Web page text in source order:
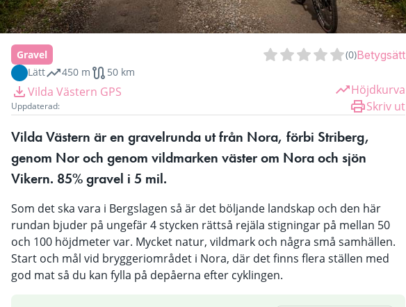
Gravel (0)Betygsätt
Lätt 450 m 50 km
Vilda Västern GPS
Uppdaterad:
Höjdkurva
Skriv ut
Vilda Västern är en gravelrunda ut från Nora, förbi Striberg,
genom Nor och genom vildmarken väster om Nora och sjön
Vikern. 85% gravel i 5 mil.
Som det ska vara i Bergslagen så är det böljande landskap och den här
rundan bjuder på ungefär 4 stycken rättså rejäla stigningar på mellan 50
och 100 höjdmeter var. Mycket natur, vildmark och några små samhällen.
Start och mål vid bryggeriområdet i Nora, där det finns flera ställen med
god mat så du kan fylla på depåerna efter cyklingen.